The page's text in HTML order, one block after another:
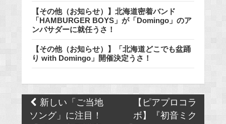
【その他（お知らせ）】北海道密着バンド
「HAMBURGER BOYS」が「Domingo」のア
ンバサダーに就任うさ！
【その他（お知らせ）】「北海道どこでも盆踊
り with Domingo」開催決定うさ！
Post
navigation
新しい「ご当地
ソング」に注目！
【ピアプロコラ
ボ】『初音ミク